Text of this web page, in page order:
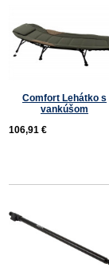
Comfort Lehátko s
vankúšom
106,91 €